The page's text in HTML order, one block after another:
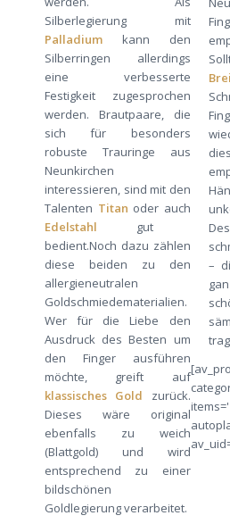
Silberlegierung mit
Palladium kann den
Silberringen allerdings
eine verbesserte
Festigkeit zugesprochen
werden. Brautpaare, die
sich für besonders
robuste Trauringe aus
Neunkirchen
interessieren, sind mit den
Talenten Titan oder auch
Edelstahl gut
bedient.Noch dazu zählen
diese beiden zu den
allergieneutralen
Goldschmiedematerialien.
Wer für die Liebe den
Ausdruck des Besten um
den Finger ausführen
möchte, greift auf
klassisches Gold zurück.
Dieses wäre original
ebenfalls zu weich
(Blattgold) und wird
entsprechend zu einer
bildschönen
Goldlegierung verarbeitet.
–